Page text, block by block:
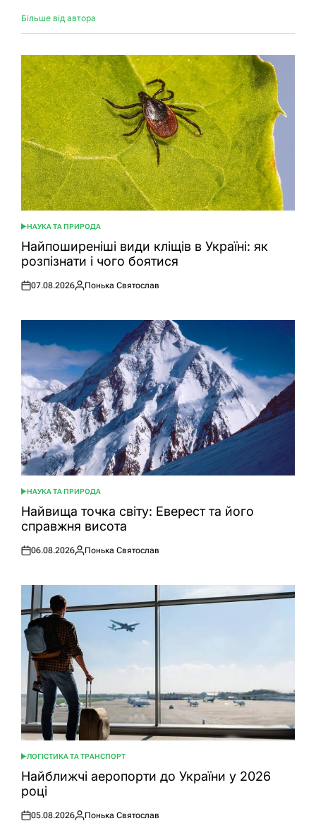
Більше від автора
ОПУБЛІКУВАТИ
У
НАУКА ТА ПРИРОДА
Найпоширеніші види кліщів в Україні: як
розпізнати і чого боятися
Оприлюднено
07.08.2026
Опубліковано
Понька Святослав
ОПУБЛІКУВАТИ
У
НАУКА ТА ПРИРОДА
Найвища точка світу: Еверест та його
справжня висота
Оприлюднено
06.08.2026
Опубліковано
Понька Святослав
ОПУБЛІКУВАТИ
У
ЛОГІСТИКА ТА ТРАНСПОРТ
Найближчі аеропорти до України у 2026
році
05.08.2026 Понька Святослав